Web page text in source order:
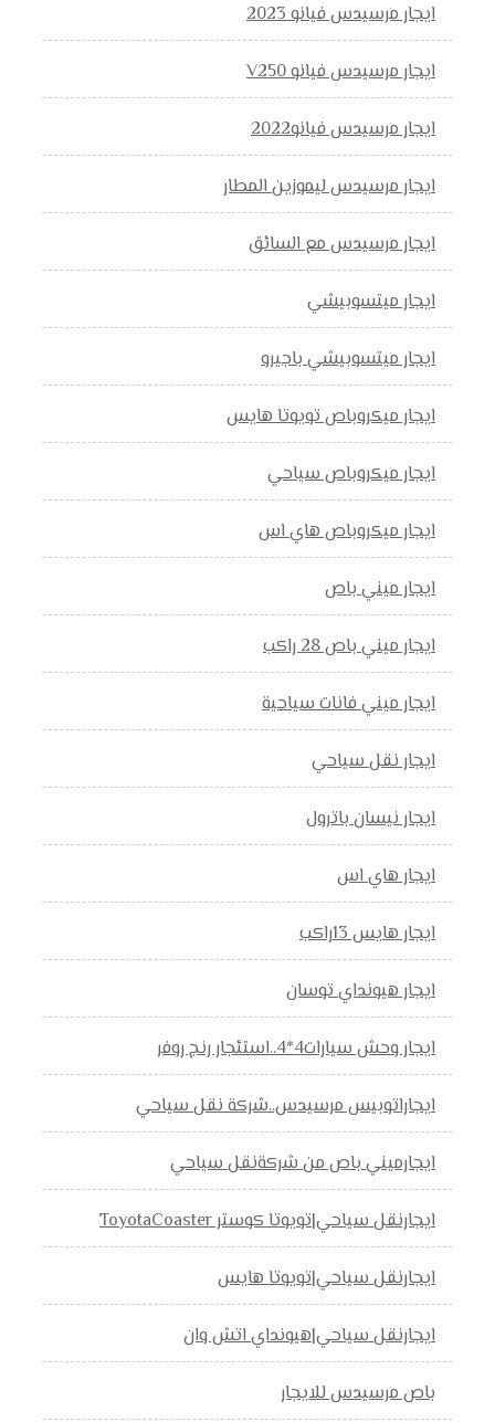
ايجار مرسيدس فيانو 2023
ايجار مرسيدس فيانو V250
ايجار مرسيدس فيانو2022
ايجار مرسيدس ليموزين المطار
ايجار مرسيدس مع السائق
ايجار ميتسوبيشي
ايجار ميتسوبيشي باجيرو
ايجار ميكروباص تويوتا هايس
ايجار ميكروباص سياحي
ايجار ميكروباص هاي اس
ايجار ميني باص
ايجار ميني باص 28 راكب
ايجار ميني فانات سياحية
ايجار نقل سياحي
ايجار نيسان باترول
ايجار هاي اس
ايجار هايس 13راكب
ايجار هيونداي توسان
ايجار وحش سيارات4*4..استئجار رنج روفر
ايجاراتوبيس مرسيدس..شركة نقل سياحي
ايجارميني باص من شركةنقل سياحي
ايجارنقل سياحي|تويوتا كوستر ToyotaCoaster
ايجارنقل سياحي|تويوتا هايس
ايجارنقل سياحي|هيونداي اتش وان
باص مرسيدس للايجار